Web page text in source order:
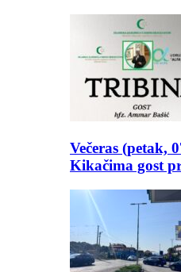
Večeras (petak,
Kikačima gost